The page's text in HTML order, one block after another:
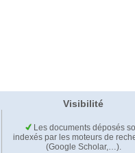
Visibilité
Les documents déposés
indexés par les moteurs de
(Google Scholar,…).